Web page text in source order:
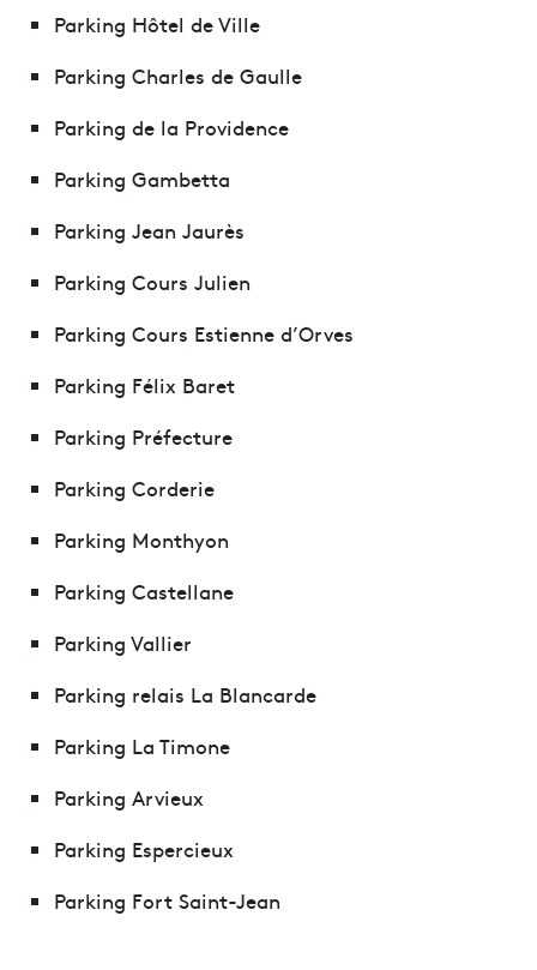
Parking Hôtel de Ville
Parking Charles de Gaulle
Parking de la Providence
Parking Gambetta
Parking Jean Jaurès
Parking Cours Julien
Parking Cours Estienne d’Orves
Parking Félix Baret
Parking Préfecture
Parking Corderie
Parking Monthyon
Parking Castellane
Parking Vallier
Parking relais La Blancarde
Parking La Timone
Parking Arvieux
Parking Espercieux
Parking Fort Saint-Jean